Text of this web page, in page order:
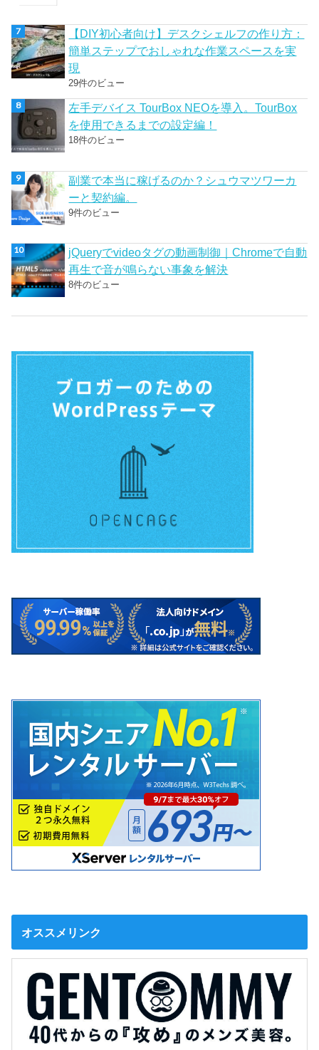
【DIY初心者向け】デスクシェルフの作り方：
簡単ステップでおしゃれな作業スペースを実
現
29件のビュー
左手デバイス TourBox NEOを導入。TourBox
を使用できるまでの設定編！
18件のビュー
副業で本当に稼げるのか？シュウマツワーカ
ーと契約編。
9件のビュー
jQueryでvideoタグの動画制御｜Chromeで自動
再生で音が鳴らない事象を解決
8件のビュー
オススメリンク